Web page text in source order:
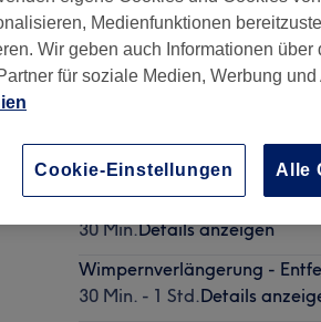
, Berlin , 12439
1 Std. 45 Min. - 2 Std.
Details
Wimpernverlängerung -
30 Min.Details anzeigen
Wimpernverlängerung -
30 Min. - 1 Std.Details
Medienfunktionen
Wir geben auch Informationen
für soziale Medien, Werbung
Cookie-Einstellungen Alle